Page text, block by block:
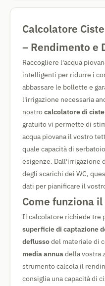
Calcolatore
– Rendimento e
Raccogliere l'acqua
intelligenti per ridurre i
abbassare le bollette e
l'irrigazione necessaria
nostrocalcolatore di
gratuito vi permette di
acqua piovana il vostro
quale capacità di
esigenze. Dall'irrigazione
degli scarichi dei WC,
dati per pianificare il
Come funziona
Il calcolatore richiede tre
superficie di captazione
deflussodel materiale di
media annuadella vostra
strumento calcola il
consiglia una capacità di